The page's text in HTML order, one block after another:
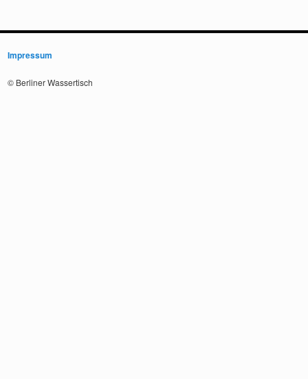
Impressum
© Berliner Wassertisch